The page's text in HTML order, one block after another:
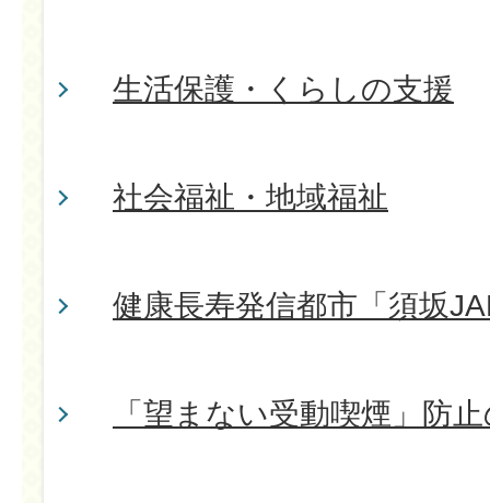
生活保護・くらしの支援
社会福祉・地域福祉
健康長寿発信都市「須坂
「望まない受動喫煙」防